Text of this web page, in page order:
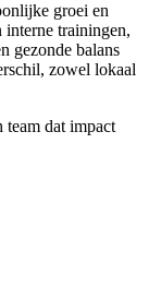
groei en
trainingen,
gezonde balans
zowel lokaal
team dat impact